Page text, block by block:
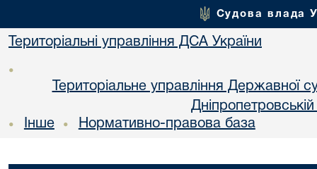
Судова влада
Територіальні управління ДСА України
•
Територіальне управління Державної
• Інше • Нормативно-правова база